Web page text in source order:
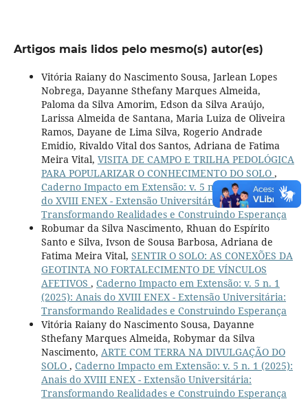
Artigos mais lidos pelo mesmo(s) autor(es)
Vitória Raiany do Nascimento Sousa, Jarlean Lopes
Nobrega, Dayanne Sthefany Marques Almeida,
Paloma da Silva Amorim, Edson da Silva Araújo,
Larissa Almeida de Santana, Maria Luiza de Oliveira
Ramos, Dayane de Lima Silva, Rogerio Andrade
Emidio, Rivaldo Vital dos Santos, Adriana de Fatima
Meira Vital, VISITA DE CAMPO E TRILHA PEDOLÓGICA
PARA POPULARIZAR O CONHECIMENTO DO SOLO ,
Caderno Impacto em Extensão: v. 5 n. 1 (2025): Anais
do XVIII ENEX - Extensão Universitária:
Transformando Realidades e Construindo Esperança
Robumar da Silva Nascimento, Rhuan do Espírito
Santo e Silva, Ivson de Sousa Barbosa, Adriana de
Fatima Meira Vital, SENTIR O SOLO: AS CONEXÕES DA
GEOTINTA NO FORTALECIMENTO DE VÍNCULOS
AFETIVOS , Caderno Impacto em Extensão: v. 5 n. 1
(2025): Anais do XVIII ENEX - Extensão Universitária:
Transformando Realidades e Construindo Esperança
Vitória Raiany do Nascimento Sousa, Dayanne
Sthefany Marques Almeida, Robymar da Silva
Nascimento, ARTE COM TERRA NA DIVULGAÇÃO DO
SOLO , Caderno Impacto em Extensão: v. 5 n. 1 (2025):
Anais do XVIII ENEX - Extensão Universitária:
Transformando Realidades e Construindo Esperança